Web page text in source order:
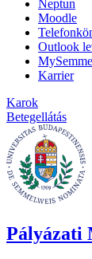
Neptun
Moodle
Outlook
Karrier
Karok
Betegellátás
Pályázati